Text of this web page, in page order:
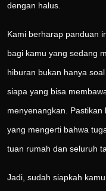
dengan halus.
Kami berharap panduan
bagi kamu yang sedang
hiburan bukan hanya
siapa yang bisa
menyenangkan. Pastikan
yang mengerti bahwa
tuan rumah dan seluruh
Jadi, sudah siapkah